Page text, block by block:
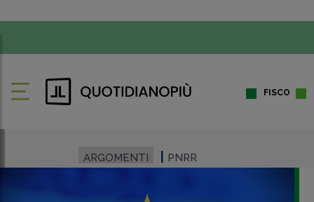
FISCO
ARGOMENTI PNRR